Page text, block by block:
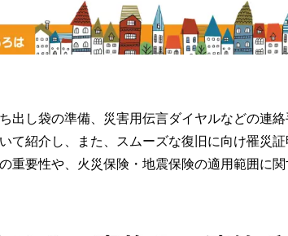
出し袋の準備、災害用伝言ダイヤルなどの連絡
て紹介し、また、スムーズな復旧に向け罹災
重要性や、火災保険・地震保険の適用範囲に